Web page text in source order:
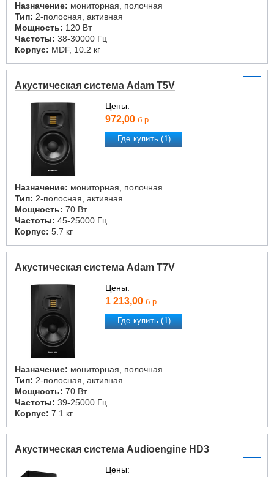
Назначение: мониторная, полочная
Тип: 2-полосная, активная
Мощность: 120 Вт
Частоты: 38-30000 Гц
Корпус: MDF, 10.2 кг
Акустическая система Adam T5V
Цены:
972,00 б.р.
Где купить (1)
Назначение: мониторная, полочная
Тип: 2-полосная, активная
Мощность: 70 Вт
Частоты: 45-25000 Гц
Корпус: 5.7 кг
Акустическая система Adam T7V
Цены:
1 213,00 б.р.
Где купить (1)
Назначение: мониторная, полочная
Тип: 2-полосная, активная
Мощность: 70 Вт
Частоты: 39-25000 Гц
Корпус: 7.1 кг
Акустическая система Audioengine HD3
Цены: